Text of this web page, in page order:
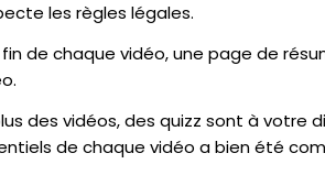
les règles légales.
fin de chaque vidéo, une page de
des vidéos, des quizz sont à votre
de chaque vidéo a bien été